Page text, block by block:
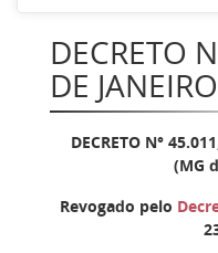
DECRETO
DE
DECRETO N°
(MG
Revogado pelo